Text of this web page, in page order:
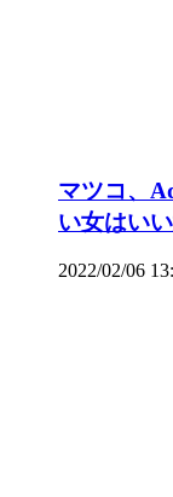
マツコ、
い女はい
2022/02/06